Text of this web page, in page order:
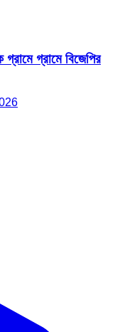
গ্রামে বিজেপির